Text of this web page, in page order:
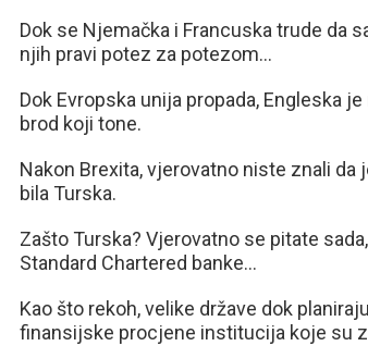
Dok se Njemačka i Francuska trude da
njih pravi potez za potezom…
Dok Evropska unija propada, Engleska
brod koji tone.
Nakon Brexita, vjerovatno niste znali
bila Turska.
Zašto Turska? Vjerovatno se pitate
Standard Chartered banke…
Kao što rekoh, velike države dok
finansijske procjene institucija koje su